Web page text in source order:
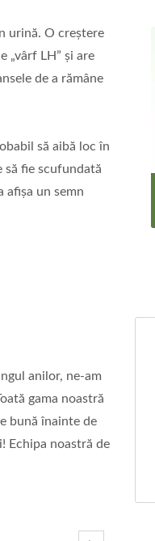
urină. O creștere
„vârf LH” și are
de a rămâne
să aibă loc în
să fie scufundată
afișa un semn
anilor, ne-am
gama noastră
bună înainte de
Echipa noastră de
Nazale